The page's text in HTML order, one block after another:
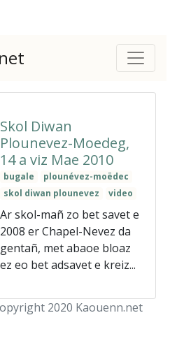
Skol Diwan
Plounevez-Moedeg,
14 a viz Mae 2010
bugale
plounévez-moëdec
skol diwan plounevez
video
Ar skol-mañ zo bet savet e
2008 er Chapel-Nevez da
gentañ, met abaoe bloaz
ez eo bet adsavet e kreiz...
2020 Kaouenn.net